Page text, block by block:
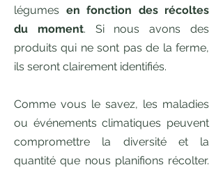
légumes en fonction des récoltes
du moment. Si nous avons des
produits qui ne sont pas de la ferme,
ils seront clairement identifiés.
Comme vous le savez, les maladies
ou événements climatiques peuvent
compromettre la diversité et la
quantité que nous planifions récolter.